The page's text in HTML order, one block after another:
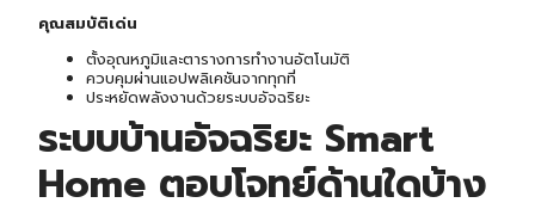
คุณสมบัติเด่น
ตั้งอุณหภูมิและตารางการทำงานอัตโนมัติ
ควบคุมผ่านแอปพลิเคชันจากทุกที่
ประหยัดพลังงานด้วยระบบอัจฉริยะ
ระบบบ้านอัจฉริยะ Smart
Home ตอบโจทย์ด้านใดบ้าง